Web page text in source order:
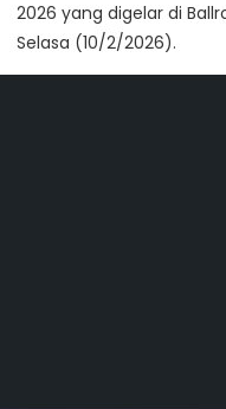
2026 yang digelar di
Selasa (10/2/2026).